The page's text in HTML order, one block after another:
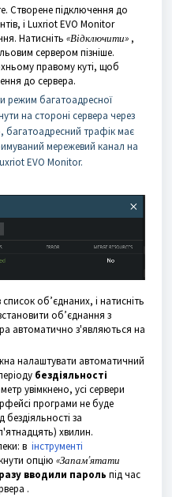
Створене підключення до
і Luxriot EVO Monitor
Натисніть «Відключити» ,
сервером пізніше.
правому куті, щоб
до сервера.
режим багатоадресної
на стороні сервера через
багатоадресний трафік має
мережевий канал на
EVO Monitor.
об’єднаних, і натисніть
об’єднання з
автоматично з'являються на
налаштувати автоматичний
бездіяльності
увімкнено, усі сервери
програми не буде
бездіяльності за
хвилин.
в інструменті
опцію «Запам’ятати
вводили пароль під час
.